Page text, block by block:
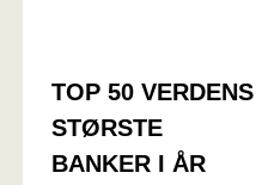
TOP 50 VERDENS
STØRSTE
BANKER I ÅR